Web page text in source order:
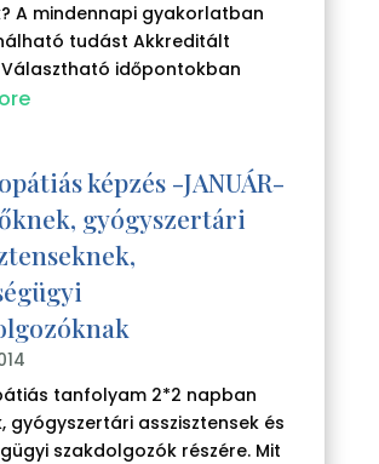
A mindennapi gyakorlatban
tudást Akkreditált
időpontokban
képzés -JANUÁR-
gyógyszertári
tanfolyam 2*2 napban
gyógyszertári asszisztensek és
szakdolgozók részére. Mit